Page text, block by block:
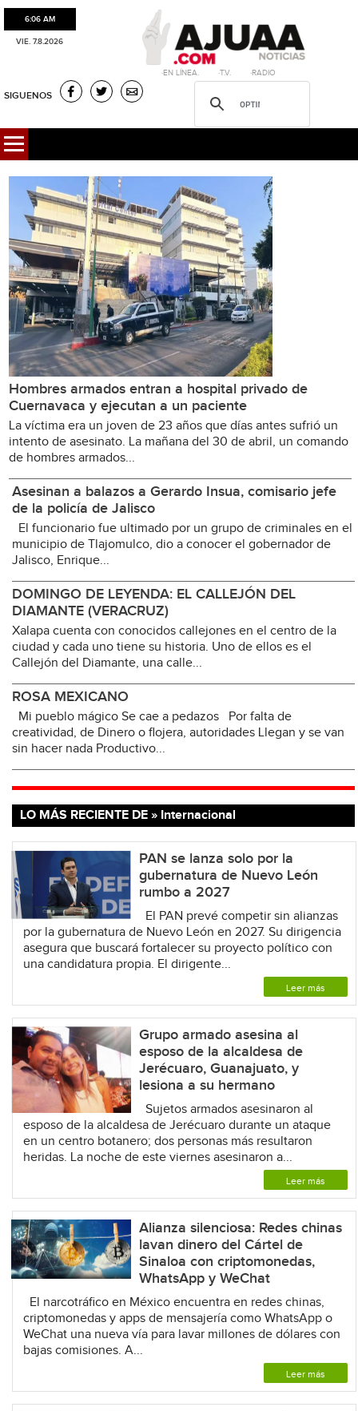
6:06 AM
VIE. 7.8.2026
·EN LÍNEA. ·T.V. ·RADIO
SIGUENOS
Hombres armados entran a hospital privado de
Cuernavaca y ejecutan a un paciente
La víctima era un joven de 23 años que días antes sufrió un
intento de asesinato. La mañana del 30 de abril, un comando
de hombres armados...
Asesinan a balazos a Gerardo Insua, comisario jefe
de la policía de Jalisco
El funcionario fue ultimado por un grupo de criminales en el
municipio de Tlajomulco, dio a conocer el gobernador de
Jalisco, Enrique...
DOMINGO DE LEYENDA: EL CALLEJÓN DEL
DIAMANTE (VERACRUZ)
Xalapa cuenta con conocidos callejones en el centro de la
ciudad y cada uno tiene su historia. Uno de ellos es el
Callejón del Diamante, una calle...
ROSA MEXICANO
Mi pueblo mágico Se cae a pedazos Por falta de
creatividad, de Dinero o flojera, autoridades Llegan y se van
sin hacer nada Productivo...
LO MÁS RECIENTE DE » Internacional
PAN se lanza solo por la
gubernatura de Nuevo León
rumbo a 2027
El PAN prevé competir sin alianzas
por la gubernatura de Nuevo León en 2027. Su dirigencia
asegura que buscará fortalecer su proyecto político con
una candidatura propia. El dirigente...
Leer más
Grupo armado asesina al
esposo de la alcaldesa de
Jerécuaro, Guanajuato, y
lesiona a su hermano
Sujetos armados asesinaron al
esposo de la alcaldesa de Jerécuaro durante un ataque
en un centro botanero; dos personas más resultaron
heridas. La noche de este viernes asesinaron a...
Leer más
Alianza silenciosa: Redes chinas
lavan dinero del Cártel de
Sinaloa con criptomonedas,
WhatsApp y WeChat
El narcotráfico en México encuentra en redes chinas,
criptomonedas y apps de mensajería como WhatsApp o
WeChat una nueva vía para lavar millones de dólares con
bajas comisiones. A...
Leer más